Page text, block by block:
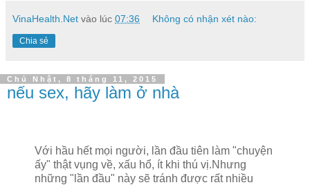
VinaHealth.Net vào lúc 07:36 Không có nhận xét nào:
Chia sẻ
Chủ Nhật, 8 tháng 11, 2015
nếu sex, hãy làm ở nhà
Với hầu hết mọi người, lần đầu tiên làm "chuyện
ấy" thật vụng về, xấu hổ, ít khi thú vị.Nhưng
những "lần đầu" này sẽ tránh được rất nhiều